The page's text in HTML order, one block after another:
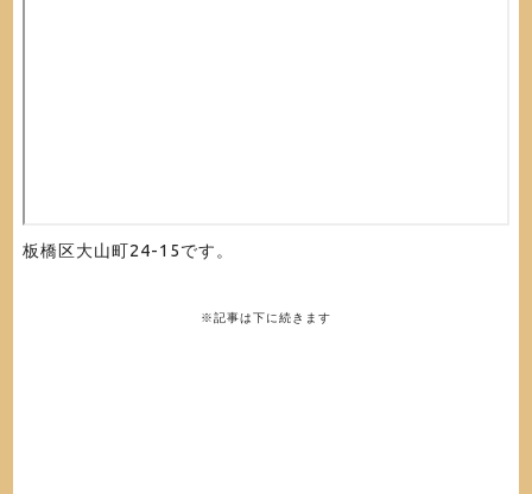
板橋区大山町24-15です。
※記事は下に続きます